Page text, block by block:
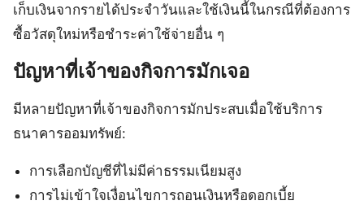
เก็บเงินจากรายได้ประจำวันและใช้เงินนี้ในกรณีที่ต้องการ
ซื้อวัสดุใหม่หรือชำระค่าใช้จ่ายอื่น ๆ
ปัญหาที่เจ้าของกิจการมักเจอ
มีหลายปัญหาที่เจ้าของกิจการมักประสบเมื่อใช้บริการ
ธนาคารออมทรัพย์:
การเลือกบัญชีที่ไม่มีค่าธรรมเนียมสูง
การไม่เข้าใจเงื่อนไขการถอนเงินหรือดอกเบี้ย